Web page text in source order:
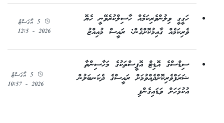
ހަގީގީ ވިލުންވެރިކަމެއް ހާސިލްކުރެވޭނީ ހެޔޮ
ވެރިކަމެއް ގާއިމުކޮށްގެން: ރައީސް މުއިއްޒު
5 އޯގަސްޓު
2026 - 12:5
ސިޑްސްގެ އޮޑިޓް އޮފީސްތަކުގެ މަހާސިންތާ
ޝަރަފްވެރިކޮށްދެއްވުމަށް ރައީސްގެ ދެކަނބަލުން
އުކުޅަހަށް ވަޑައިގެންފި
5 އޯގަސްޓު
2026 - 10:57